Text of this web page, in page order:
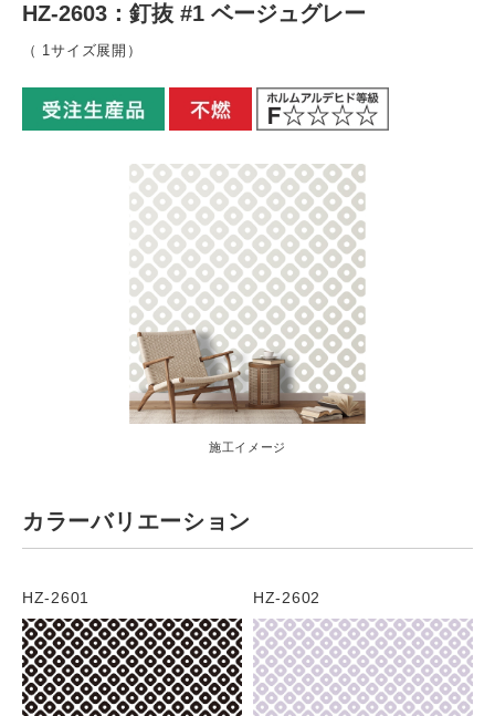
HZ-2603：釘抜 #1 ベージュグレー
（ 1サイズ展開）
施工イメージ
カラーバリエーション
HZ-2601 HZ-2602